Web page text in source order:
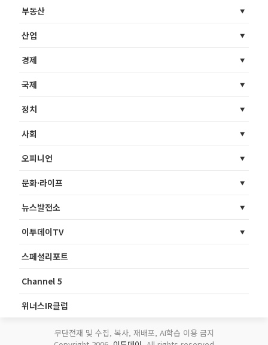
부동산
산업
경제
국제
정치
사회
오피니언
문화·라이프
뉴스발전소
이투데이TV
스페셜리포트
Channel 5
위너스IR클럽
무단전재 및 수집, 복사, 재배포, AI학습 이용 금지